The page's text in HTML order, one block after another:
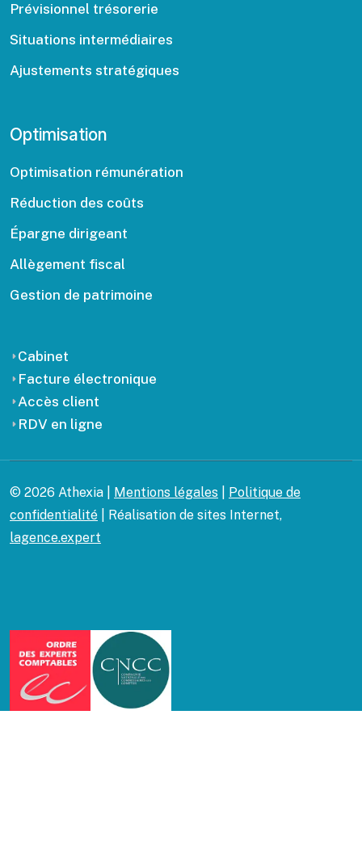
Prévisionnel trésorerie
Situations intermédiaires
Ajustements stratégiques
Optimisation
Optimisation rémunération
Réduction des coûts
Épargne dirigeant
Allègement fiscal
Gestion de patrimoine
Cabinet
Facture électronique
Accès client
RDV en ligne
© 2026 Athexia | Mentions légales
Politique de
confidentialité | Réalisation de sites Internet,
lagence.expert